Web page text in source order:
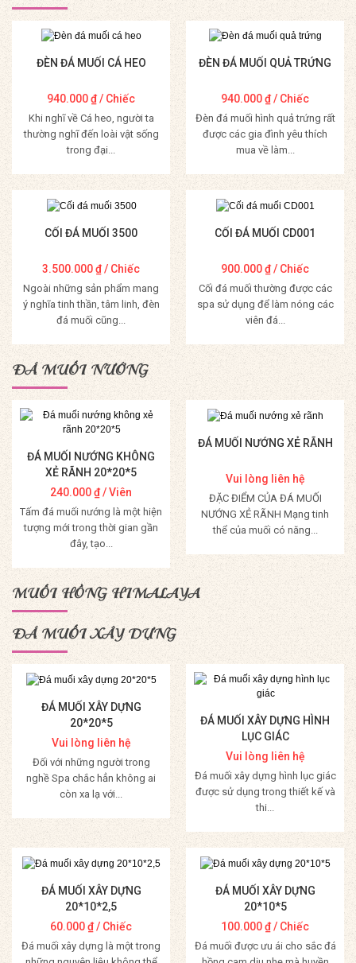
ĐÈN ĐÁ MUỐI CÁ HEO
940.000₫/ Chiếc
Khi nghĩ về Cá heo, người ta
thường nghĩ đến loài vật sống
trong đại...
Mua Hàng
ĐÈN ĐÁ MUỐI QUẢ TRỨNG
940.000₫/ Chiếc
Đèn đá muối hình quả trứng rất
được các gia đình yêu thích
mua về làm...
Mua Hàng
CỐI ĐÁ MUỐI 3500
3.500.000₫/ Chiếc
Ngoài những sản phẩm mang
ý nghĩa tinh thần, tâm linh, đèn
đá muối cũng...
Mua Hàng
CỐI ĐÁ MUỐI CD001
900.000₫/ Chiếc
Cối đá muối thường được các
spa sử dụng để làm nóng các
viên đá...
Mua Hàng
ĐÁ MUỐI NƯỚNG
ĐÁ MUỐI NƯỚNG KHÔNG
XẺ RÃNH 20*20*5
240.000₫/ Viên
Tấm đá muối nướng là một hiện
tượng mới trong thời gian gần
đây, tạo...
Mua Hàng
ĐÁ MUỐI NƯỚNG XẺ RÃNH
Vui lòng liên hệ
ĐẶC ĐIỂM CỦA ĐÁ MUỐI
NƯỚNG XẺ RÃNH Mạng tinh
thể của muối có năng...
Mua Hàng
MUỐI HỒNG HIMALAYA
ĐÁ MUỐI XÂY DỰNG
ĐÁ MUỐI XÂY DỰNG
20*20*5
Vui lòng liên hệ
Đối với những người trong
nghề Spa chắc hẳn không ai
còn xa lạ với...
Mua Hàng
ĐÁ MUỐI XÂY DỰNG HÌNH
LỤC GIÁC
Vui lòng liên hệ
Đá muối xây dựng hình lục giác
được sử dụng trong thiết kế và
thi...
Mua Hàng
ĐÁ MUỐI XÂY DỰNG
20*10*2,5
60.000₫/ Chiếc
Đá muối xây dựng là một trong
ĐÁ MUỐI XÂY DỰNG
20*10*5
100.000₫/ Chiếc
Đá muối được ưu ái cho sắc đá